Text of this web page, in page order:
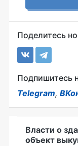
Поделитесь
Подпишитесь
Telegram,
Власти о
объект